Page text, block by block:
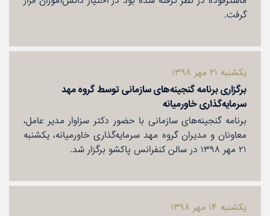
گرفت.
یكشنبه ۲۱ مهر ۱۳۹۸
برگزاری برنامه گنجینه‌های سازمانی توسط گروه مهد
سرمایه‌گذاری خاورمیانه
برنامه گنجینه‌های سازمانی با حضور دكتر سزاوار مدیر عامل،
معاونان و مدیران گروه مهد سرمایه‌گذاری خاورمیانه، یكشنبه
۲۱ مهر ۱۳۹۸ در سالن كنفرانس پاكشو برگزار شد.
یكشنبه ۱۴ مهر ۱۳۹۸